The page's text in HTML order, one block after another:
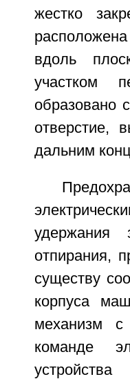
жестко
вдоль
участком
образовано
отверстие,
дальним
удержания
отпирания,
существу
корпуса
механизм с
команде